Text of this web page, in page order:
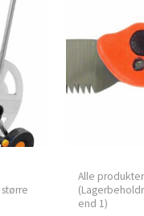
Alle produkter
end 1)